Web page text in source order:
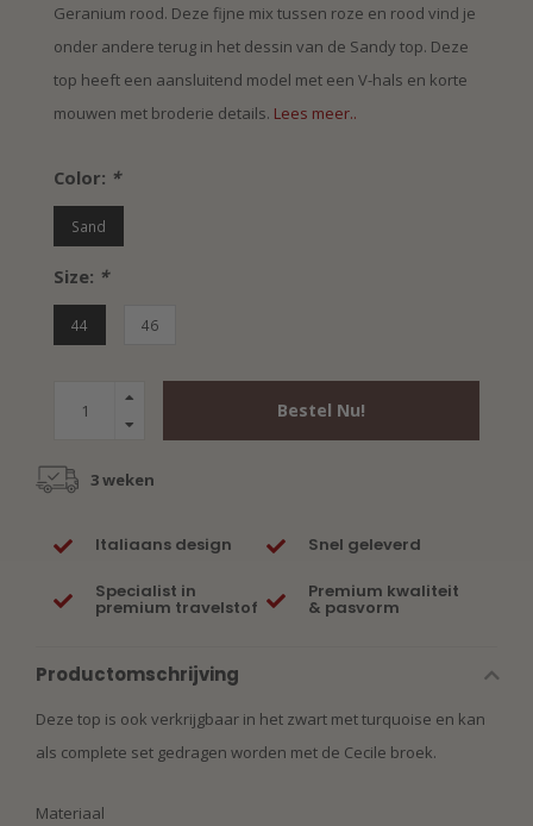
Geranium rood. Deze fijne mix tussen roze en rood vind je
onder andere terug in het dessin van de Sandy top. Deze
top heeft een aansluitend model met een V-hals en korte
mouwen met broderie details. Lees meer..
Color: *
Sand
Size: *
44 46
Bestel Nu!
3 weken
Italiaans design Snel geleverd
Specialist in
premium travelstof
Premium kwaliteit
& pasvorm
Productomschrijving
Deze top is ook verkrijgbaar in het zwart met turquoise en kan
als complete set gedragen worden met de Cecile broek.
Materiaal